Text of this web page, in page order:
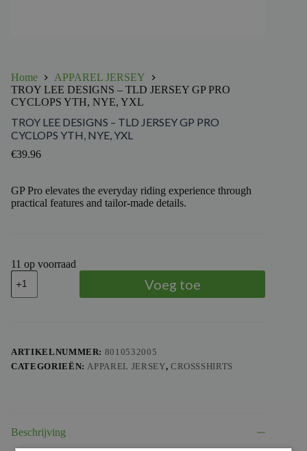
Home
APPAREL JERSEY
TROY LEE DESIGNS – TLD JERSEY GP PRO
CYCLOPS YTH, NYE, YXL
TROY LEE DESIGNS – TLD JERSEY GP PRO
CYCLOPS YTH, NYE, YXL
€39.96
GP Pro elevates the everyday riding experience through
practical features and tailor-made details.
11 op voorraad
TROY
LEE
DESIGNS
PRO
CYCLOPS
Voeg toe
ARTIKELNUMMER: 8010532005
CATEGORIEËN: APPAREL JERSEY, CROSSSHIRTS
Beschrijving